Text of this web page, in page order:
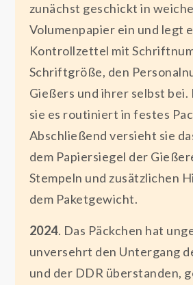
zunächst geschickt in
Volumenpapier ein und legt
Kontrollzettel mit
Schriftgröße, den
Gießers und ihrer selbst bei.
sie es routiniert in festes
Abschließend versieht sie
dem Papiersiegel der
Stempeln und zusätzlichen
dem Paketgewicht.
2024. Das Päckchen hat
unversehrt den Untergang
und der DDR überstanden,